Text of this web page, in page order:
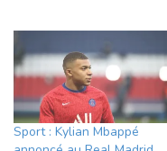
Sport : Kylian Mbappé